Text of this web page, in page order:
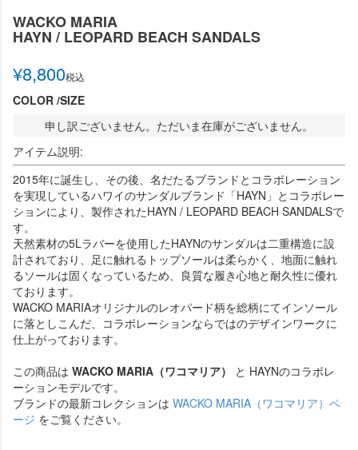
WACKO MARIA
HAYN / LEOPARD BEACH SANDALS
¥8,800税込
COLOR SIZE
申し訳ございません。ただいま在庫がございません。
アイテム説明:
2015年に誕生し、その後、名だたるブランドとコラボレーション
を実現しているハワイのサンダルブランド「HAYN」とコラボレー
ションにより、製作されたHAYN / LEOPARD BEACH SANDALSで
す。
天然素材の5Lラバーを使用したHAYNのサンダルは二重構造に設
計されており、足に触れるトップソールは柔らかく、地面に触れ
るソールは固くなっているため、良質な履き心地と耐久性に優れ
ております。
WACKO MARIAオリジナルのレオパード柄を総柄にてインソール
に落としこんだ、コラボレーションならではのデザインワークに
仕上がっております。
この商品は WACKO MARIA（ワコマリア）
と HAYNのコラボレ
ーションモデルです。
ブランドの最新コレクションは WACKO MARIA（ワコマリア）ペ
ージ をご覧ください。